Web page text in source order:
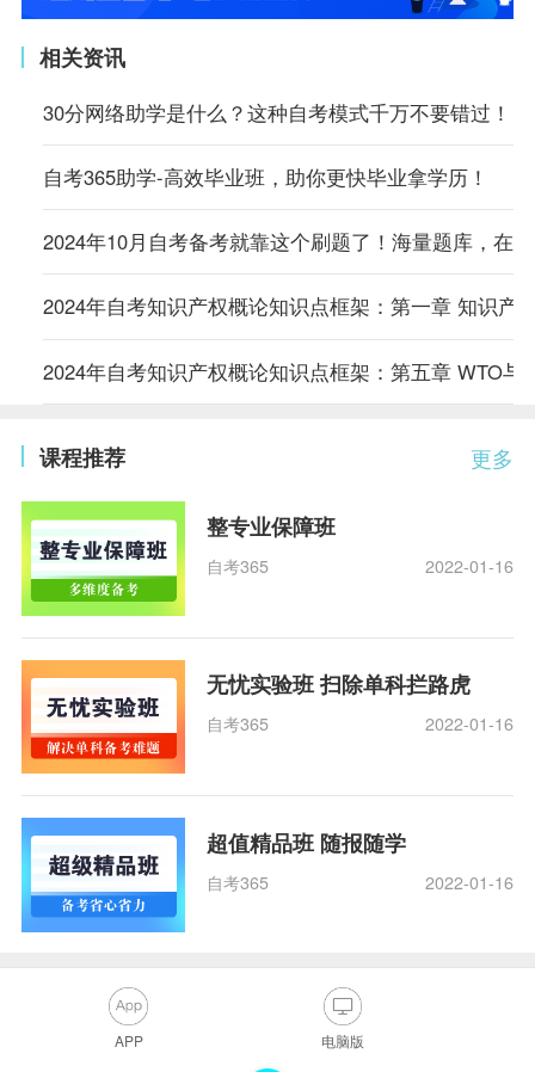
相关资讯
30分网络助学是什么？这种自考模式千万不要错过！
自考365助学-高效毕业班，助你更快毕业拿学历！
2024年10月自考备考就靠这个刷题了！海量题库，在
2024年自考知识产权概论知识点框架：第一章 知识产
2024年自考知识产权概论知识点框架：第五章 WTO与
更多
课程推荐
整专业保障班
自考365 2022-01-16
无忧实验班 扫除单科拦路虎
自考365 2022-01-16
超值精品班 随报随学
自考365 2022-01-16
APP 电脑版